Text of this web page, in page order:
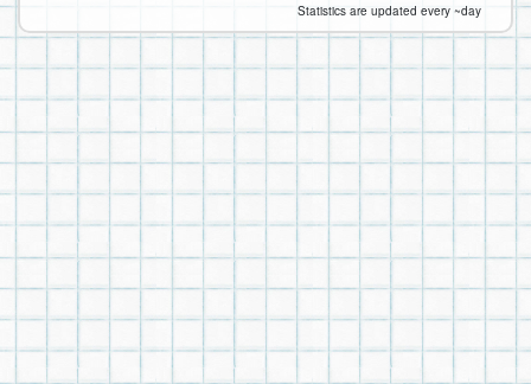
Statistics are updated every ~day